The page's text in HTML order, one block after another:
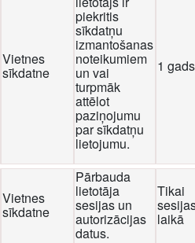
Vietnes
sīkdatne
piekritis
sīkdatņu
izmantošanas
noteikumiem
un vai
turpmāk
attēlot
paziņojumu
par sīkdatņu
lietojumu.
1 gads
Vietnes
sīkdatne
Pārbauda
lietotāja
sesijas un
autorizācijas
datus.
Tikai
laikā